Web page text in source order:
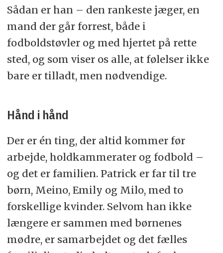
Sådan er han – den rankeste jæger, en
mand der går forrest, både i
fodboldstøvler og med hjertet på rette
sted, og som viser os alle, at følelser ikke
bare er tilladt, men nødvendige.
Hånd i hånd
Der er én ting, der altid kommer før
arbejde, holdkammerater og fodbold –
og det er familien. Patrick er far til tre
børn, Meino, Emily og Milo, med to
forskellige kvinder. Selvom han ikke
længere er sammen med børnenes
mødre, er samarbejdet og det fælles